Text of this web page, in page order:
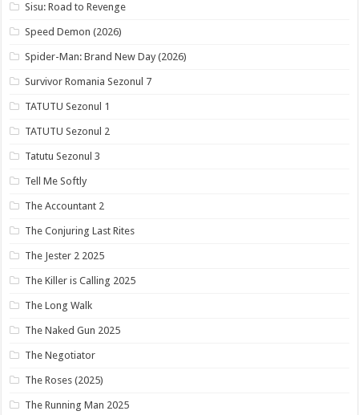
Sisu: Road to Revenge
Speed Demon (2026)
Spider-Man: Brand New Day (2026)
Survivor Romania Sezonul 7
TATUTU Sezonul 1
TATUTU Sezonul 2
Tatutu Sezonul 3
Tell Me Softly
The Accountant 2
The Conjuring Last Rites
The Jester 2 2025
The Killer is Calling 2025
The Long Walk
The Naked Gun 2025
The Negotiator
The Roses (2025)
The Running Man 2025